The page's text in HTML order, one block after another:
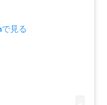
見る